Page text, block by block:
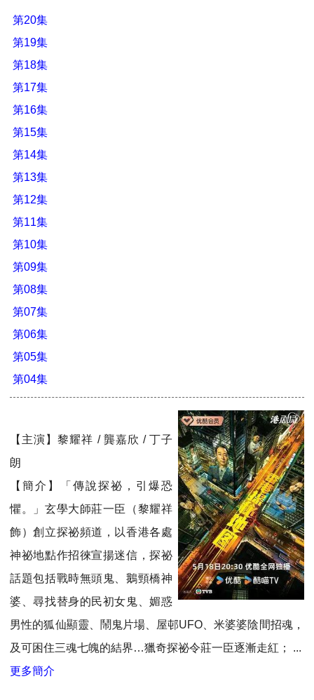
第20集
第19集
第18集
第17集
第16集
第15集
第14集
第13集
第12集
第11集
第10集
第09集
第08集
第07集
第06集
第05集
第04集
【主演】黎耀祥 / 龔嘉欣 / 丁子
朗
【簡介】「傳說探祕，引爆恐
懼。」玄學大師莊一臣（黎耀祥
飾）創立探祕頻道，以香港各處
神祕地點作招徠宣揚迷信，探祕
話題包括戰時無頭鬼、鵝頸橋神
婆、尋找替身的民初女鬼、媚惑
男性的狐仙顯靈、鬧鬼片場、屋邨UFO、米婆婆陰間招魂，
及可困住三魂七魄的結界…獵奇探祕令莊一臣逐漸走紅； ...
更多簡介